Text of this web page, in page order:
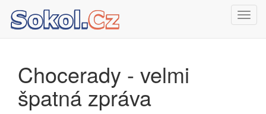
Chocerady - velmi
špatná zpráva